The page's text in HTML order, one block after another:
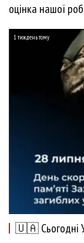
оцінка нашої
1 тиждень тому
🇺🇦 Сьогодні